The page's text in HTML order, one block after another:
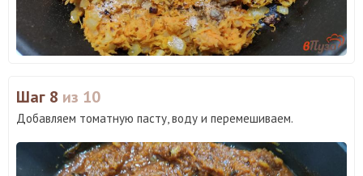
Шаг 8 из 10
Добавляем томатную пасту, воду и перемешиваем.